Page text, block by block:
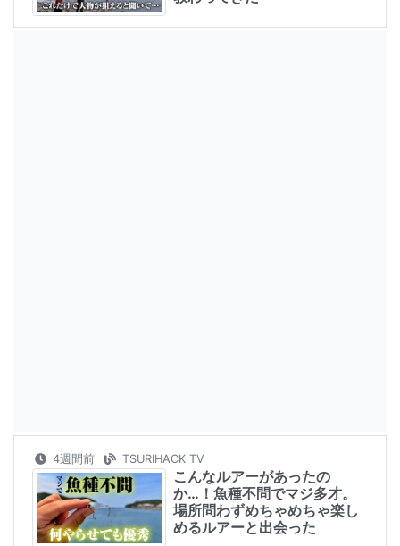
4週間前 TSURIHACK TV
こんなルアーがあったの
か…！魚種不問でマジ多才。
場所問わずめちゃめちゃ楽し
めるルアーと出会った